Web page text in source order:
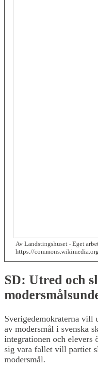
Av Landstingshuset - Eget
https://
SD: Utred och
Sverigedemokraterna vill
av modersmål i svenska
integrationen och
sig vara fallet vill partiet
modersmål.